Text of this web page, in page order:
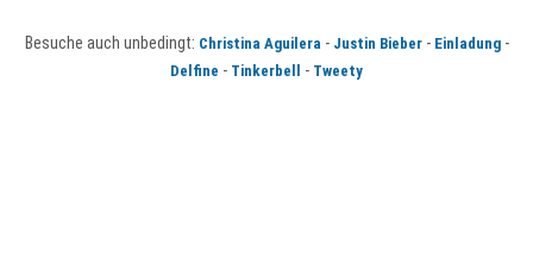
Besuche auch unbedingt: Christina Aguilera - Justin Bieber- Einladung-
Delfine - Tinkerbell - Tweety